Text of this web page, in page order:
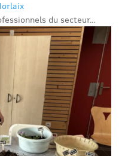
du secteur...